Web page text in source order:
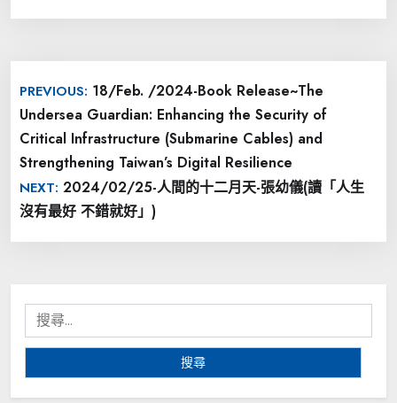
章
導
覽
PREVIOUS: 18/Feb. /2024-Book Release~The
Undersea Guardian: Enhancing the Security of
Critical Infrastructure (Submarine Cables) and
Strengthening Taiwan’s Digital Resilience
NEXT: 2024/02/25-人間的十二月天-張幼儀(讀「人生
沒有最好 不錯就好」)
搜
尋